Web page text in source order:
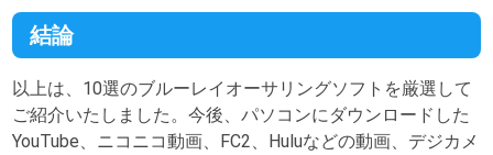
結論
以上は、10選のブルーレイオーサリングソフトを厳選して
ご紹介いたしました。今後、パソコンにダウンロードした
YouTube、ニコニコ動画、FC2、Huluなどの動画、デジカメ